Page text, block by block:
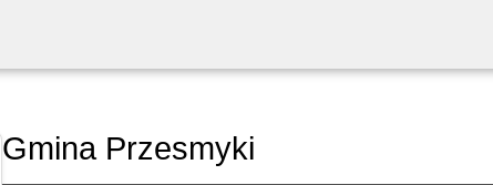
Gmina Przesmyki